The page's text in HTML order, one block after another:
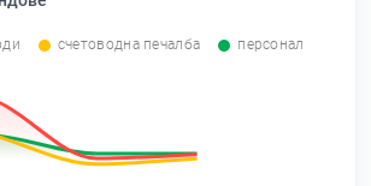
счетоводна печалба персонал